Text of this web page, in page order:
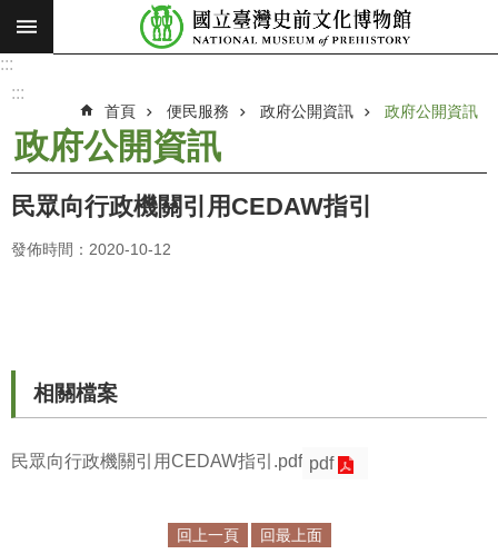
跳到主要內容區塊
搜
願
使
命
參
展
:::
:::
首頁 便民服務 政府公開資訊 政府公開資訊
政府公開資訊
民眾向行政機關引用CEDAW指引
發佈時間：2020-10-12
相關檔案
民眾向行政機關引用CEDAW指引.pdf pdf
回上一頁 回最上面